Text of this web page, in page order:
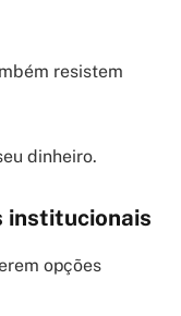
resistem
dinheiro.
institucionais
opções